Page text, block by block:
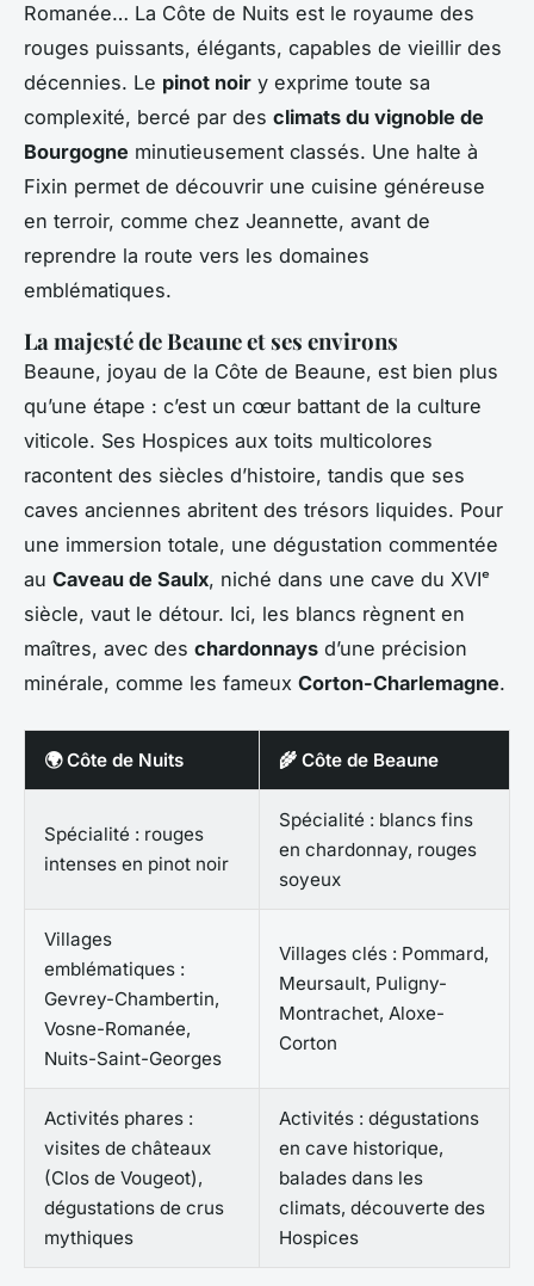
Romanée… La Côte de Nuits est le royaume des
rouges puissants, élégants, capables de vieillir des
décennies. Le pinot noir y exprime toute sa
complexité, bercé par des climats du vignoble de
Bourgogne minutieusement classés. Une halte à
Fixin permet de découvrir une cuisine généreuse
en terroir, comme chez Jeannette, avant de
reprendre la route vers les domaines
emblématiques.
La majesté de Beaune et ses environs
Beaune, joyau de la Côte de Beaune, est bien plus
qu’une étape : c’est un cœur battant de la culture
viticole. Ses Hospices aux toits multicolores
racontent des siècles d’histoire, tandis que ses
caves anciennes abritent des trésors liquides. Pour
une immersion totale, une dégustation commentée
au Caveau de Saulx, niché dans une cave du XVIᵉ
siècle, vaut le détour. Ici, les blancs règnent en
maîtres, avec des chardonnays d’une précision
minérale, comme les fameux Corton-Charlemagne.
🌍 Côte de Nuits 🌾 Côte de Beaune
Spécialité : rouges
intenses en pinot noir
Spécialité : blancs fins
en chardonnay, rouges
soyeux
Villages
emblématiques :
Gevrey-Chambertin,
Vosne-Romanée,
Nuits-Saint-Georges
Villages clés : Pommard,
Meursault, Puligny-
Montrachet, Aloxe-
Corton
Activités phares :
visites de châteaux
(Clos de Vougeot),
dégustations de crus
mythiques
Activités : dégustations
en cave historique,
balades dans les
climats, découverte des
Hospices